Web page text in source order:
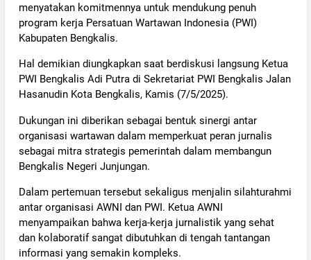
menyatakan komitmennya untuk mendukung penuh
program kerja Persatuan Wartawan Indonesia (PWI)
Kabupaten Bengkalis.
Hal demikian diungkapkan saat berdiskusi langsung Ketua
PWI Bengkalis Adi Putra di Sekretariat PWI Bengkalis Jalan
Hasanudin Kota Bengkalis, Kamis (7/5/2025).
Dukungan ini diberikan sebagai bentuk sinergi antar
organisasi wartawan dalam memperkuat peran jurnalis
sebagai mitra strategis pemerintah dalam membangun
Bengkalis Negeri Junjungan.
Dalam pertemuan tersebut sekaligus menjalin silahturahmi
antar organisasi AWNI dan PWI. Ketua AWNI
menyampaikan bahwa kerja-kerja jurnalistik yang sehat
dan kolaboratif sangat dibutuhkan di tengah tantangan
informasi yang semakin kompleks.